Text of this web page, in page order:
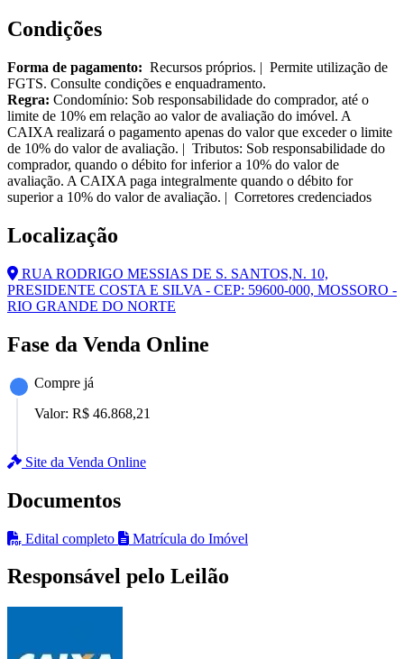
Condições
Forma de pagamento: Recursos próprios. | Permite utilização de
FGTS. Consulte condições e enquadramento.
Regra: Condomínio: Sob responsabilidade do comprador, até o
limite de 10% em relação ao valor de avaliação do imóvel. A
CAIXA realizará o pagamento apenas do valor que exceder o limite
de 10% do valor de avaliação. | Tributos: Sob responsabilidade do
comprador, quando o débito for inferior a 10% do valor de
avaliação. A CAIXA paga integralmente quando o débito for
superior a 10% do valor de avaliação. | Corretores credenciados
Localização
RUA RODRIGO MESSIAS DE S. SANTOS,N. 10,
PRESIDENTE COSTA E SILVA - CEP: 59600-000, MOSSORO -
RIO GRANDE DO NORTE
Fase da Venda Online
Compre já
Valor: R$ 46.868,21
Site da Venda Online
Documentos
Edital completo Matrícula do Imóvel
Responsável pelo Leilão